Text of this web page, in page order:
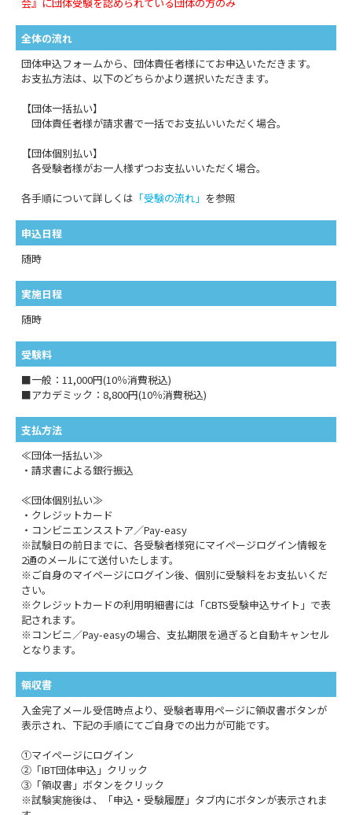
全体の流れ
団体申込フォームから、団体責任者様にてお申込いただきます。
お支払方法は、以下のどちらかより選択いただきます。
【団体一括払い】
団体責任者様が請求書で一括でお支払いいただく場合。
【団体個別払い】
各受験者様がお一人様ずつお支払いいただく場合。
各手順について詳しくは 「受験の流れ」 を参照
申込日程
随時
実施日程
随時
受験料
■一般：11,000円(10％消費税込)
■アカデミック：8,800円(10％消費税込)
支払方法
≪団体一括払い≫
・請求書による銀行振込
≪団体個別払い≫
・クレジットカード
・コンビニエンスストア／Pay-easy
※試験日の前日までに、各受験者様宛にマイページログイン情報を
2通のメールにて送付いたします。
※ご自身のマイページにログイン後、個別に受験料をお支払いくだ
さい。
※クレジットカードの利用明細書には「CBTS受験申込サイト」で表
記されます。
※コンビニ／Pay-easyの場合、支払期限を過ぎると自動キャンセル
となります。
領収書
入金完了メール受信時点より、受験者専用ページに領収書ボタンが
表示され、下記の手順にてご自身での出力が可能です。
①マイページにログイン
②「IBT団体申込」クリック
③「領収書」ボタンをクリック
※試験実施後は、「申込・受験履歴」タブ内にボタンが表示されま